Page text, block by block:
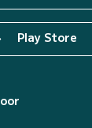
Play Store